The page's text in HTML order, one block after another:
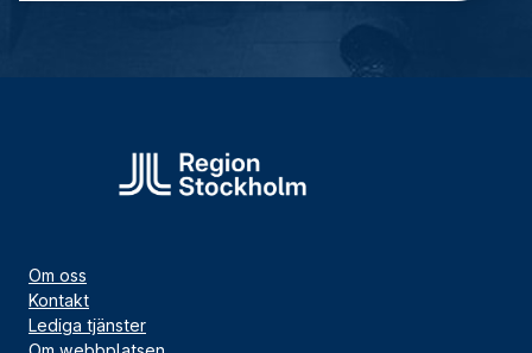
Om oss
Kontakt
Lediga tjänster